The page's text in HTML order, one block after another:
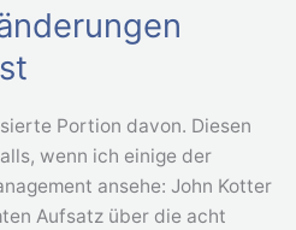
Portion davon. Diesen
wenn ich einige der
ansehe: John Kotter
Aufsatz über die acht